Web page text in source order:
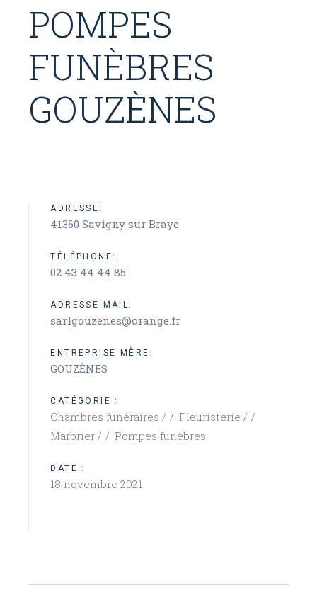
POMPES
FUNÈBRES
GOUZÈNES
ADRESSE:
41360 Savigny sur Braye
TÉLÉPHONE:
02 43 44 44 85
ADRESSE MAIL:
sarlgouzenes@orange.fr
ENTREPRISE MÈRE:
GOUZÈNES
CATÉGORIE :
Chambres funéraires /
Fleuristerie /
Marbrier /
Pompes funèbres
DATE :
18 novembre 2021